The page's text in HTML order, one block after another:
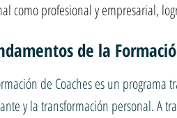
como profesional y empresarial,
de la
de Coaches es un
y la transformación personal. A